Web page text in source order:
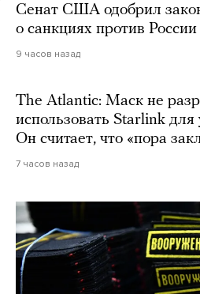
Сенат США одобрил
о санкциях против России
9 часов назад
The Atlantic: Маск не
использовать Starlink для
Он считает, что «пора
7 часов назад